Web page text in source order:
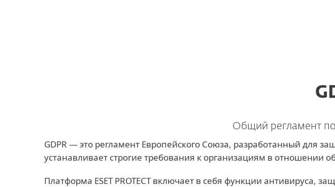
Общий регламент
GDPR — это регламент Европейского Союза, разработанный для
устанавливает строгие требования к организациям в отношении
Платформа ESET PROTECT включает в себя функции антивируса,